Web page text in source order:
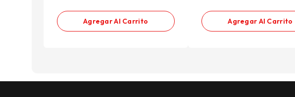
Agregar Al Carrito Agregar Al Carrito